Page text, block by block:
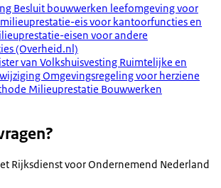
Besluit bouwwerken leefomgeving voor
eis voor kantoorfuncties en
eisen voor andere
(Overheid.nl)
van Volkshuisvesting Ruimtelijke en
Omgevingsregeling voor herziene
Milieuprestatie Bouwwerken
Rijksdienst voor Ondernemend Nederland